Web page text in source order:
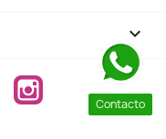
keyboard_arrow_down
Contacto
PinterestInstagram